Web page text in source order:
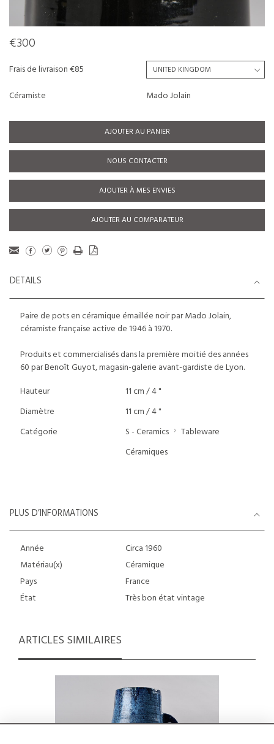
€300
Frais de livraison €85
Céramiste
Mado Jolain
AJOUTER AU PANIER
NOUS CONTACTER
AJOUTER À MES ENVIES
AJOUTER AU COMPARATEUR
DETAILS
Paire de pots en céramique émaillée noir par Mado Jolain,
céramiste française active de 1946 à 1970.
Produits et commercialisés dans la première moitié des années
60 par Benoît Guyot, magasin-galerie avant-gardiste de Lyon.
Hauteur
11 cm / 4 "
Diamètre
11 cm / 4 "
Catégorie
S - Ceramics
Tableware
Céramiques
PLUS D’INFORMATIONS
Année
Circa 1960
Matériau(x)
Céramique
Pays
France
État
Très bon état vintage
ARTICLES SIMILAIRES